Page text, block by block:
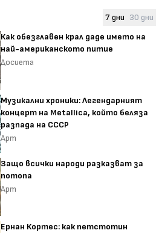
7 дни 30 дни
Как обезглавен крал даде името на
най-американското питие
Досиета
Музикални хроники: Легендарният
концерт на Metallica, който беляза
разпада на СССР
Арт
Защо всички народи разказват за
потопа
Арт
Ернан Кортес: как петстотин